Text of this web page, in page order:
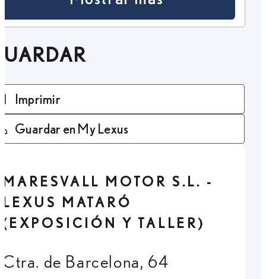
Imprimir
Guardar en My Lexus
MARESVALL MOTOR S.L. -
LEXUS MATARÓ
(EXPOSICIÓN Y TALLER)
Ctra. de Barcelona, 64